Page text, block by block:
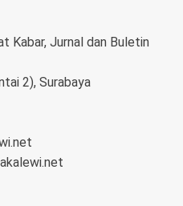
Kabar, Jurnal dan Buletin
2), Surabaya